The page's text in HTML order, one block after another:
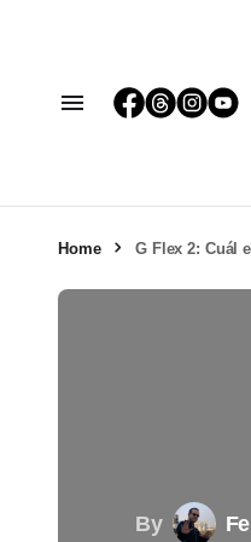
Home G Flex 2: Cuál
By